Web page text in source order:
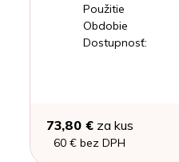
Použitie
Obdobie
Dostupnosť:
73,80 €za kus
60 € bez DPH